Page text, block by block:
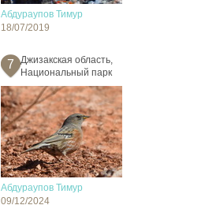
Абдураупов Тимур
18/07/2019
7
Джизакская область,
Национальный парк
Абдураупов Тимур
09/12/2024